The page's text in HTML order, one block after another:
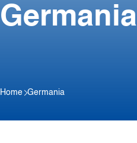
Germania
Home Germania